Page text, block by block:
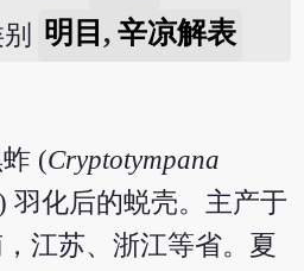
明目 , 辛凉解表
(Cryptotympana
羽化后的蜕壳。主产于
江苏、浙江等省。夏